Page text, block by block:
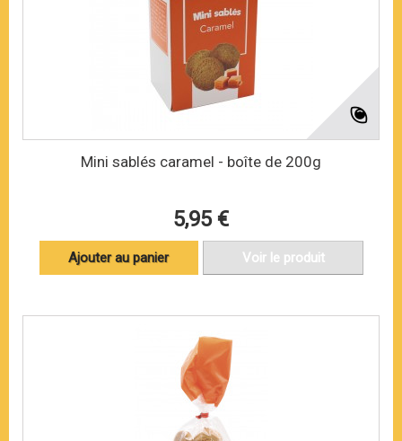
Mini sablés caramel - boîte de 200g
5,95 €
Ajouter au panier Voir le produit